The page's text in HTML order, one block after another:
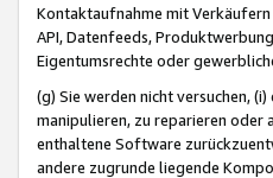
Kontaktaufnahme mit
API, Datenfeeds,
Eigentumsrechte oder
(g) Sie werden nicht versuchen,
manipulieren, zu reparieren
enthaltene Software
andere zugrunde liegende